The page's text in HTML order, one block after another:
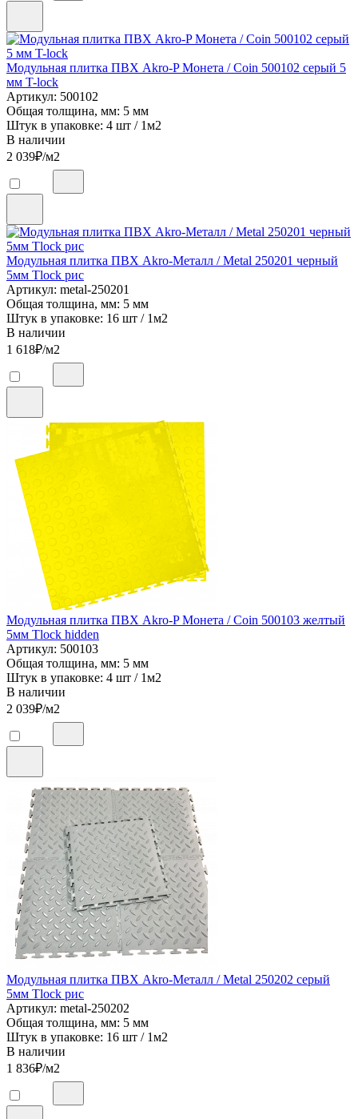
Модульная плитка ПВХ Akro-P Монета / Coin 500102 серый 5
мм T-lock
Артикул: 500102
Общая толщина, мм: 5 мм
Штук в упаковке: 4 шт / 1м2
В наличии
2 039₽/м2
Модульная плитка ПВХ Akro-Металл / Metal 250201 черный
5мм Tlock рис
Артикул: metal-250201
Общая толщина, мм: 5 мм
Штук в упаковке: 16 шт / 1м2
В наличии
1 618₽/м2
Модульная плитка ПВХ Akro-P Монета / Coin 500103 желтый
5мм Tlock hidden
Артикул: 500103
Общая толщина, мм: 5 мм
Штук в упаковке: 4 шт / 1м2
В наличии
2 039₽/м2
Модульная плитка ПВХ Akro-Металл / Metal 250202 серый
5мм Tlock рис
Артикул: metal-250202
Общая толщина, мм: 5 мм
Штук в упаковке: 16 шт / 1м2
В наличии
1 836₽/м2